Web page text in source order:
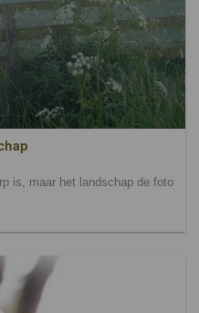
is, maar het landschap de foto